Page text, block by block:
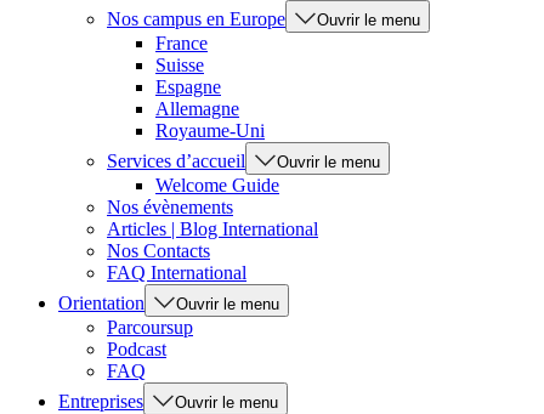
Nos campus en Europe
Ouvrir le menu
France
Suisse
Espagne
Allemagne
Royaume-Uni
Services d’accueil
Ouvrir le menu
Welcome Guide
Nos évènements
Articles | Blog International
Nos Contacts
FAQ International
Orientation
Ouvrir le menu
Parcoursup
Podcast
FAQ
Entreprises
Ouvrir le menu